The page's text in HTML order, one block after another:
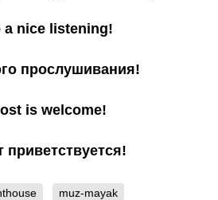
a nice listening!
прослушивания!
is welcome!
приветствуется!
muz-mayak